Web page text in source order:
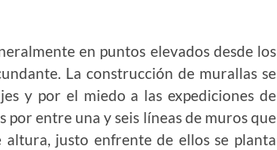
en puntos elevados desde los
La construcción de murallas se
y por el miedo a las expediciones de
por entre una y seis líneas de muros que
justo enfrente de ellos se planta